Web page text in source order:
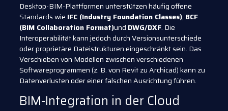
Desktop-BIM-Plattformen unterstützen häufig offene
Standards wie IFC (Industry Foundation Classes), BCF
(BIM Collaboration Format)und DWG/DXF. Die
Interoperabilität kann jedoch durch Versionsunterschiede
oder proprietäre Dateistrukturen eingeschränkt sein. Das
Verschieben von Modellen zwischen verschiedenen
Softwareprogrammen (z. B. von Revit zu Archicad) kann zu
Datenverlusten oder einer falschen Ausrichtung führen.
BIM-Integration in der Cloud